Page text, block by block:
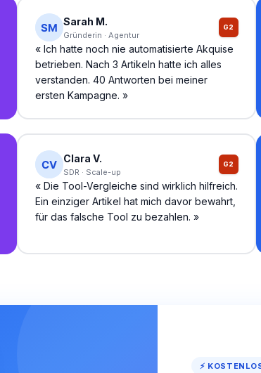
Sarah M.
Gründerin · Agentur
G2
« Ich hatte noch nie automatisierte Akquise
betrieben. Nach 3 Artikeln hatte ich alles
verstanden. 40 Antworten bei meiner
ersten Kampagne. »
Clara V.
SDR · Scale-up
G2
« Die Tool-Vergleiche sind wirklich hilfreich.
Ein einziger Artikel hat mich davor bewahrt,
für das falsche Tool zu bezahlen. »
⚡